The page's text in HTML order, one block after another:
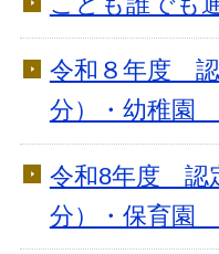
令和８年度
分）・幼稚園
令和8年度 認
分）・保育園